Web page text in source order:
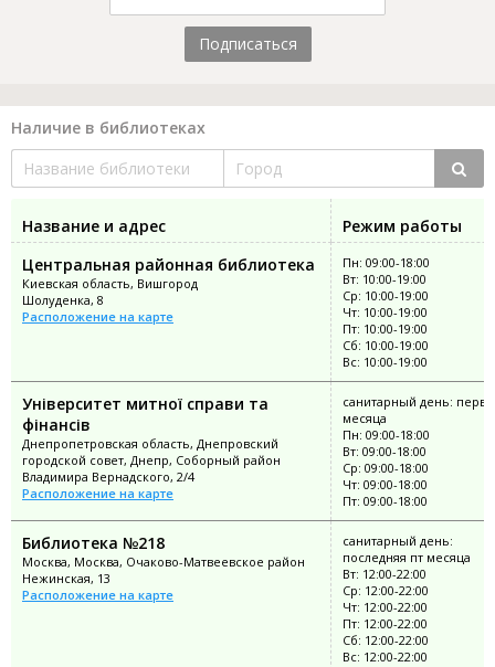
Подписаться
Наличие в библиотеках
Название и адрес
Режим работы
Центральная районная библиотека
Киевская область, Вишгород
Шолуденка, 8
Расположение на карте
Пн: 09:00-18:00
Вт: 10:00-19:00
Ср: 10:00-19:00
Чт: 10:00-19:00
Пт: 10:00-19:00
Сб: 10:00-19:00
Вс: 10:00-19:00
Університет митної справи та
фінансів
Днепропетровская область, Днепровский
городской совет, Днепр, Соборный район
Владимира Вернадского, 2/4
Расположение на карте
санитарный день:
месяца
Пн: 09:00-18:00
Вт: 09:00-18:00
Ср: 09:00-18:00
Чт: 09:00-18:00
Пт: 09:00-18:00
Библиотека №218
Москва, Москва, Очаково-Матвеевское район
Нежинская, 13
Расположение на карте
санитарный день:
последняя пт месяца
Вт: 12:00-22:00
Ср: 12:00-22:00
Чт: 12:00-22:00
Пт: 12:00-22:00
Сб: 12:00-22:00
Вс: 12:00-22:00